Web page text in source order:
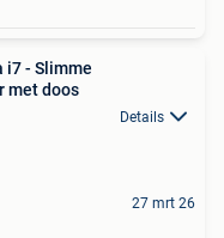
i7 - Slimme
met doos
Details
27 mrt 26